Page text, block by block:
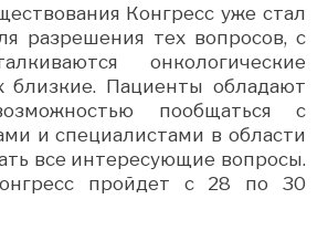
Конгресс уже стал
разрешения тех вопросов, с
онкологические
близкие. Пациенты обладают
пообщаться с
и специалистами в области
все интересующие вопросы.
пройдет с 28 по 30